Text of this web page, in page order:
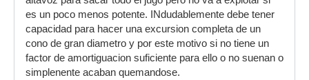
es un poco menos potente. INdudablemente debe tener
capacidad para hacer una excursion completa de un
cono de gran diametro y por este motivo si no tiene un
factor de amortiguacion suficiente para ello o no suenan o
simplenente acaban quemandose.